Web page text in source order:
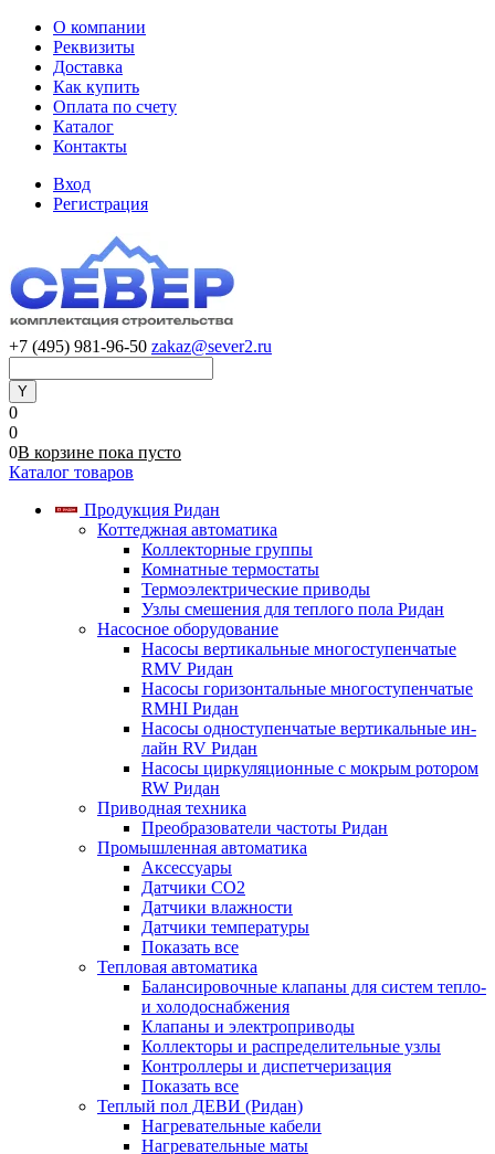
О компании
Реквизиты
Доставка
Как купить
Оплата по счету
Каталог
Контакты
Вход
Регистрация
+7 (495) 981-96-50 zakaz@sever2.ru
0
0
0В корзине пока пусто
Каталог товаров
Продукция Ридан
Коттеджная автоматика
Коллекторные группы
Комнатные термостаты
Термоэлектрические приводы
Узлы смешения для теплого пола Ридан
Насосное оборудование
Насосы вертикальные многоступенчатые
RMV Ридан
Насосы горизонтальные многоступенчатые
RMHI Ридан
Насосы одноступенчатые вертикальные ин-
лайн RV Ридан
Насосы циркуляционные с мокрым ротором
RW Ридан
Приводная техника
Преобразователи частоты Ридан
Промышленная автоматика
Аксессуары
Датчики CO2
Датчики влажности
Датчики температуры
Показать все
Тепловая автоматика
Балансировочные клапаны для систем тепло-
и холодоснабжения
Клапаны и электроприводы
Коллекторы и распределительные узлы
Контроллеры и диспетчеризация
Показать все
Теплый пол ДЕВИ (Ридан)
Нагревательные кабели
Нагревательные маты